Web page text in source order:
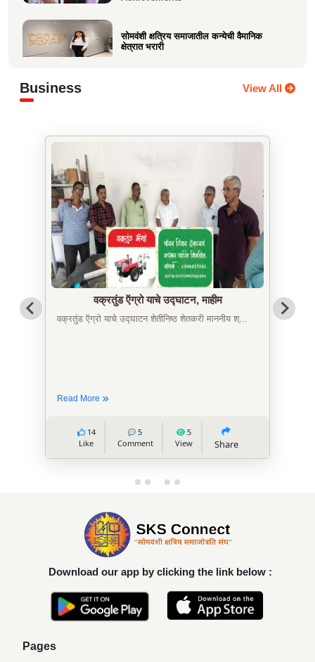
सोमवंशी क्षत्रिय समाजातील कन्येची वैमानिक
क्षेत्रात भरारी
Achievements
Business View All
वक्रतुंड ऍग्रो याचे उद्घाटन, माहीम
वक्रतुंड ऍग्रो याचे उद्घाटन शेतीनिष्ठ शेतकरी माननीय श्...
Read More
14
Like
5
Comment
5
View
Share
Download our app by clicking the link below :
Pages